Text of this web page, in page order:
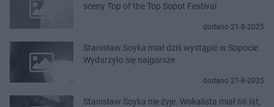
sceny Top of the Top Sopot Festival
dodano 21-8-2025
Stanisław Soyka miał dziś wystąpić w Sopocie.
Wydarzyło się najgorsze
dodano 21-8-2025
Stanisław Soyka nie żyje. Wokalista miał 66 lat,